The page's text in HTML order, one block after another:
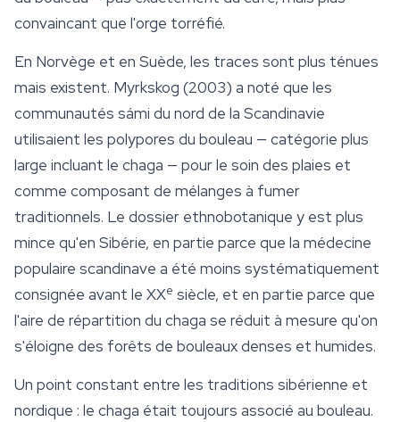
convaincant que l'orge torréfié.
En Norvège et en Suède, les traces sont plus ténues
mais existent. Myrkskog (2003) a noté que les
communautés sámi du nord de la Scandinavie
utilisaient les polypores du bouleau — catégorie plus
large incluant le chaga — pour le soin des plaies et
comme composant de mélanges à fumer
traditionnels. Le dossier ethnobotanique y est plus
mince qu'en Sibérie, en partie parce que la médecine
populaire scandinave a été moins systématiquement
consignée avant le XXe siècle, et en partie parce que
l'aire de répartition du chaga se réduit à mesure qu'on
s'éloigne des forêts de bouleaux denses et humides.
Un point constant entre les traditions sibérienne et
nordique : le chaga était toujours associé au bouleau.